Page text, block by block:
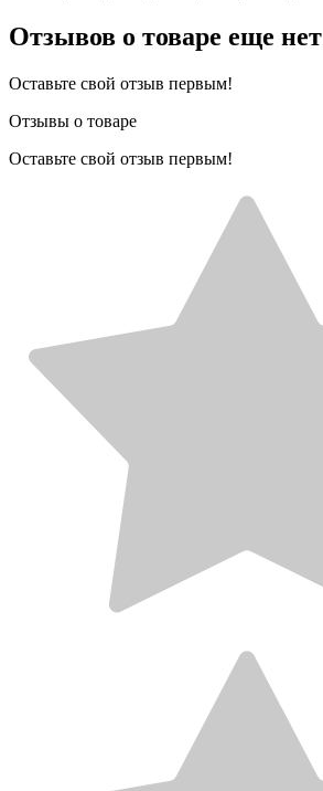
Отзывов о товаре еще нет
Оставьте свой отзыв первым!
Отзывы о товаре
Оставьте свой отзыв первым!